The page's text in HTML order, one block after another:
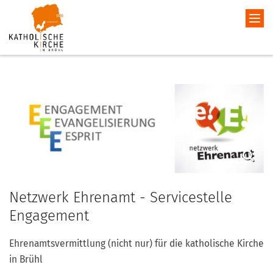
Netzwerk Ehrenamt - Servicestelle
Engagement
Ehrenamtsvermittlung (nicht nur) für die katholische Kirche
in Brühl